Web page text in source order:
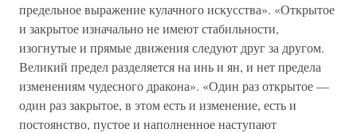
предельное выражение кулачного искусства». «Открытое
и закрытое изначально не имеют стабильности,
изогнутые и прямые движения следуют друг за другом.
Великий предел разделяется на инь и ян, и нет предела
изменениям чудесного дракона». «Один раз открытое —
один раз закрытое, в этом есть и изменение, есть и
постоянство, пустое и наполненное наступают